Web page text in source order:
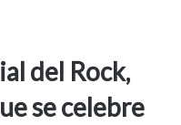
del Rock,
se celebre